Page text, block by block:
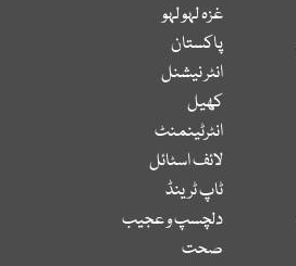
غزہ لہو لہو
پاکستان
انٹر نیشنل
کھیل
انٹرٹینمنٹ
لائف اسٹائل
ٹاپ ٹرینڈ
دلچسپ و عجیب
صحت